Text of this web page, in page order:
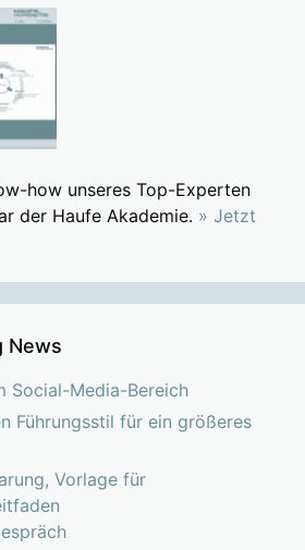
how unseres Top-Experten
der Haufe Akademie. » Jetzt
News
Social-Media-Bereich
Führungsstil für ein größeres
Vorlage für